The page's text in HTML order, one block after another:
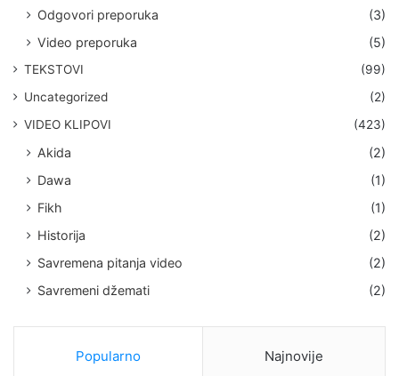
Odgovori preporuka
(3)
Video preporuka
(5)
TEKSTOVI
(99)
Uncategorized
(2)
VIDEO KLIPOVI
(423)
Akida
(2)
Dawa
(1)
Fikh
(1)
Historija
(2)
Savremena pitanja video
(2)
Savremeni džemati
(2)
Popularno Najnovije